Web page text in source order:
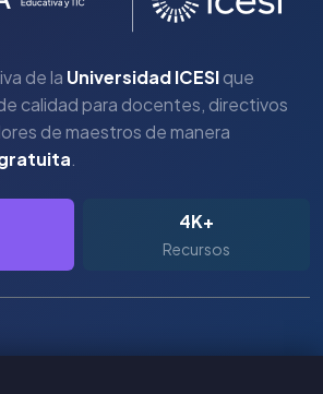
de la Universidad ICESIque
calidad para docentes, directivos
de maestros de manera
.
4K+
Recursos